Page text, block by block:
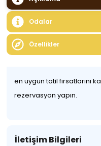
Odalar
Özellikler
en uygun tatil fırsatlarını
rezervasyon yapın.
İletişim Bilgileri